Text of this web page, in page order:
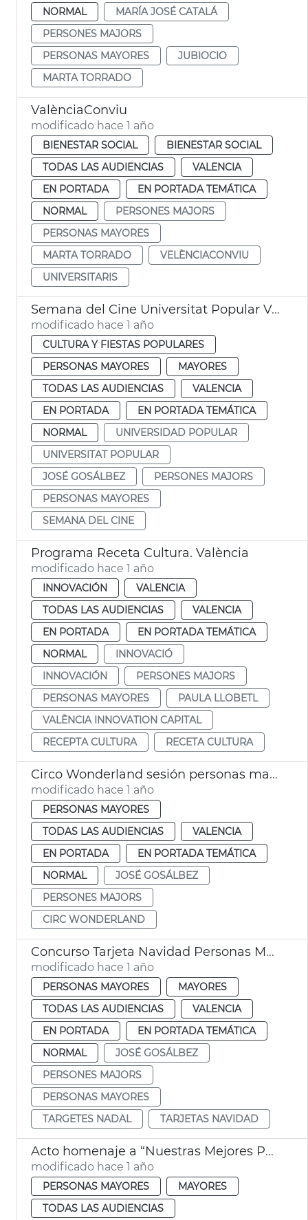
NORMAL
MARÍA JOSÉ CATALÁ
PERSONES MAJORS
PERSONAS MAYORES
JUBIOCIO
MARTA TORRADO
ValènciaConviu
modificado hace 1 año
BIENESTAR SOCIAL
BIENESTAR SOCIAL
TODAS LAS AUDIENCIAS
VALENCIA
EN PORTADA
EN PORTADA TEMÁTICA
NORMAL
PERSONES MAJORS
PERSONAS MAYORES
MARTA TORRADO
VELÈNCIACONVIU
UNIVERSITARIS
Semana del Cine Universitat Popular València
modificado hace 1 año
CULTURA Y FIESTAS POPULARES
PERSONAS MAYORES
MAYORES
TODAS LAS AUDIENCIAS
VALENCIA
EN PORTADA
EN PORTADA TEMÁTICA
NORMAL
UNIVERSIDAD POPULAR
UNIVERSITAT POPULAR
JOSÉ GOSÁLBEZ
PERSONES MAJORS
PERSONAS MAYORES
SEMANA DEL CINE
Programa Receta Cultura. València
modificado hace 1 año
INNOVACIÓN
VALENCIA
TODAS LAS AUDIENCIAS
VALENCIA
EN PORTADA
EN PORTADA TEMÁTICA
NORMAL
INNOVACIÓ
INNOVACIÓN
PERSONES MAJORS
PERSONAS MAYORES
PAULA LLOBETL
VALÈNCIA INNOVATION CAPITAL
RECEPTA CULTURA
RECETA CULTURA
Circo Wonderland sesión personas mayores València
modificado hace 1 año
PERSONAS MAYORES
TODAS LAS AUDIENCIAS
VALENCIA
EN PORTADA
EN PORTADA TEMÁTICA
NORMAL
JOSÉ GOSÁLBEZ
PERSONES MAJORS
CIRC WONDERLAND
Concurso Tarjeta Navidad Personas Mayores València
modificado hace 1 año
PERSONAS MAYORES
MAYORES
TODAS LAS AUDIENCIAS
VALENCIA
EN PORTADA
EN PORTADA TEMÁTICA
NORMAL
JOSÉ GOSÁLBEZ
PERSONES MAJORS
PERSONAS MAYORES
TARGETES NADAL
TARJETAS NAVIDAD
Acto homenaje a “Nuestras Mejores Personas Mayores” 2024
modificado hace 1 año
PERSONAS MAYORES
MAYORES
TODAS LAS AUDIENCIAS